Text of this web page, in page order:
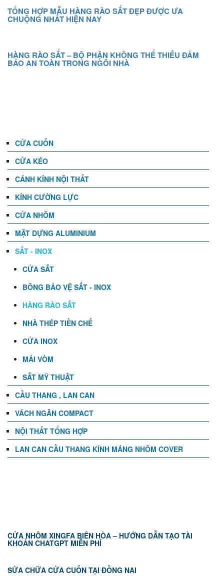
TỔNG HỢP MẪU HÀNG RÀO SẮT ĐẸP ĐƯỢC ƯA
CHUỘNG NHẤT HIỆN NAY
HÀNG RÀO SẮT – BỘ PHẬN KHÔNG THỂ THIẾU ĐẢM
BẢO AN TOÀN TRONG NGÔI NHÀ
CỬA CUỐN
CỬA KÉO
CÁNH KÍNH NỘI THẤT
KÍNH CƯỜNG LỰC
CỬA NHÔM
MẶT DỰNG ALUMINIUM
SẮT - INOX
CỬA SẮT
BÔNG BẢO VỆ SẮT - INOX
HÀNG RÀO SẮT
NHÀ THÉP TIỀN CHẾ
CỬA INOX
MÁI VÒM
SẮT MỸ THUẬT
CẦU THANG , LAN CAN
VÁCH NGĂN COMPACT
NỘI THẤT TỔNG HỢP
LAN CAN CẦU THANG KÍNH MÁNG NHÔM COVER
CỬA NHÔM XINGFA BIÊN HÒA – HƯỚNG DẪN TẠO TÀI
KHOẢN CHATGPT MIỄN PHÍ
SỬA CHỮA CỬA CUỐN TẠI ĐỒNG NAI